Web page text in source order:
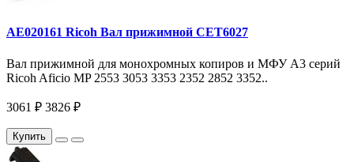
AE020161 Ricoh Вал прижимной CET6027
Вал прижимной для монохромных копиров и МФУ A3 серий
Ricoh Aficio MP 2553 3053 3353 2352 2852 3352..
3061 ₽ 3826 ₽
Купить